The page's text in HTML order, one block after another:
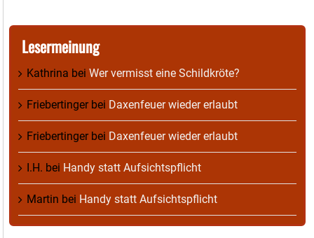
Lesermeinung
Kathrina bei Wer vermisst eine Schildkröte?
Friebertingerbei Daxenfeuer wieder erlaubt
Friebertingerbei Daxenfeuer wieder erlaubt
I.H. bei Handy statt Aufsichtspflicht
Martin bei Handy statt Aufsichtspflicht